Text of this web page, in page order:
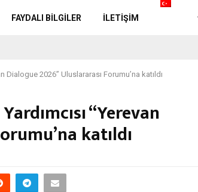
FAYDALI BİLGİLER İLETIŞIM
Dialogue 2026” Uluslararası Forumu’na katıldı
“Yerevan
katıldı